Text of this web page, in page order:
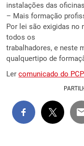
instalações das
– Mais formação
Por lei são exigidas no
todos os
trabalhadores, e neste
qualquertipo de
Lercomunicado do PCP